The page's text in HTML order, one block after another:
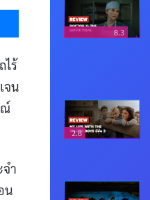
Messenger
ไร้
จน
ณ์
ำ
น
8.3
2.8